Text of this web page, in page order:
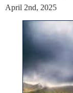
April 2nd, 2025